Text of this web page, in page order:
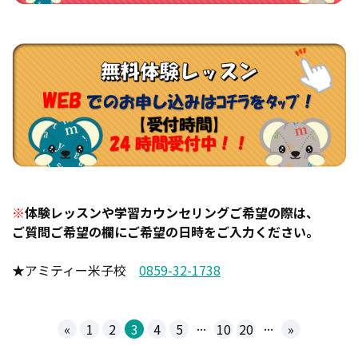
※体験レッスンや学習カウンセリングご希望の際は、
ご質問ご希望の欄にご希望の日時をご入力ください。
★アミティー米子校 0859-32-1738
« 1 2 3 4 5 ... 10 20 ... »